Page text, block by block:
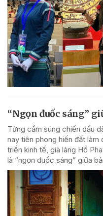
“Ngọn đuốc sáng”
Từng cầm súng chiến đấu
nay tiên phong hiến đất
triển kinh tế, già làng Hồ
là “ngọn đuốc sáng” giữa